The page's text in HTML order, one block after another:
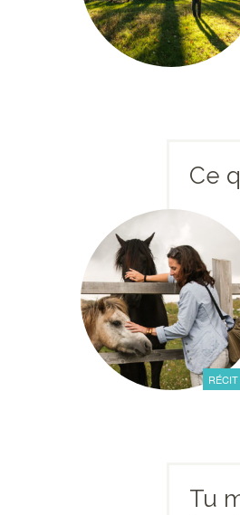
Ce
RÉCIT
Tu